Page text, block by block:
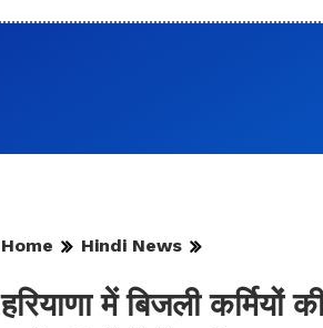
Home Hindi News
हरियाणा में बिजली